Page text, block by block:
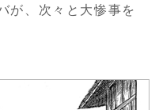
が、次々と大惨事を